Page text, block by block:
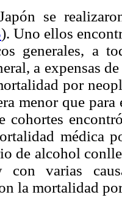
se
). Uno ellos
generales, a
a expensas
por
menor que
cohortes
médica
de alcohol
con varias
la mortalidad